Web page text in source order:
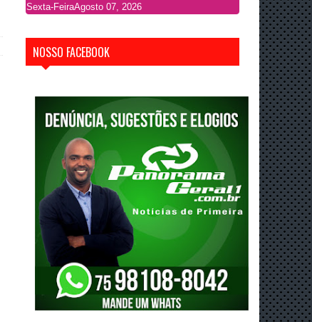
Sexta-FeiraAgosto 07, 2026
NOSSO FACEBOOK